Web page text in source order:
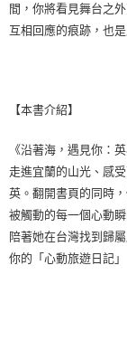
間，你將看見舞台之
互相回應的痕跡，也
【本書介紹】
《沿著海，遇見你：
走進宜蘭的山光、感
英。翻開書頁的同時
被觸動的每一個心動
陪著她在台灣找到歸
你的「心動旅遊日記」